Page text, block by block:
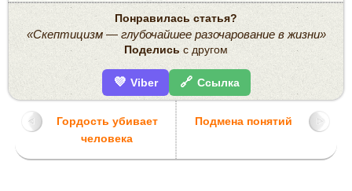
Понравилась статья?
«Скептицизм — глубочайшее разочарование в жизни»
Поделись с другом
💜 Viber 🔗 Ссылка
Гордость убивает
человека
Подмена понятий